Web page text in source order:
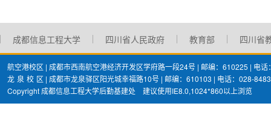
成都信息工程大学 四川省人民政府 教育部 四川省
航空港校区 | 成都市西南航空港经济开发区学府路一段24号 | 邮编：610225 | 电
龙 泉 校 区 | 成都市龙泉驿区阳光城幸福路10号 | 邮编：610103 | 电话：028-
Copyright 成都信息工程大学后勤基建处 建议使用IE8.0,1024*860以上浏览